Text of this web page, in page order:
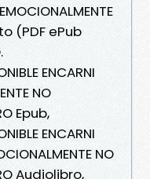
(PDF ePub
ENCARNI
NO
Epub,
ENCARNI
NO
Audiolibro,